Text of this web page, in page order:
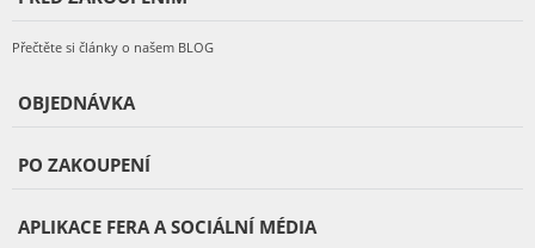
Přečtěte si články o našem BLOG
OBJEDNÁVKA
PO ZAKOUPENÍ
APLIKACE FERA A SOCIÁLNÍ MÉDIA